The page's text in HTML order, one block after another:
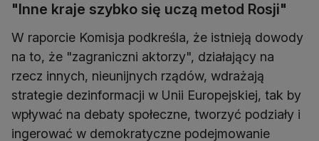
"Inne kraje szybko się uczą metod Rosji"
W raporcie Komisja podkreśla, że istnieją dowody
na to, że "zagraniczni aktorzy", działający na
rzecz innych, nieunijnych rządów, wdrażają
strategie dezinformacji w Unii Europejskiej, tak by
wpływać na debaty społeczne, tworzyć podziały i
ingerować w demokratyczne podejmowanie